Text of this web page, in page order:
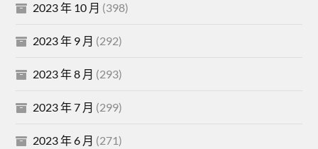
2023 年 10 月 (398)
2023 年 9 月 (292)
2023 年 8 月 (293)
2023 年 7 月 (299)
2023 年 6 月 (271)